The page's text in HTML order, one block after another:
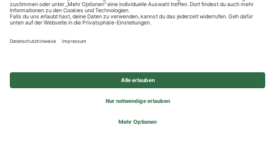
Privatsphäre-Einstellungen
© 2026 REWE Group - All rights reserved